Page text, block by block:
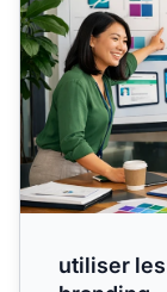
utiliser